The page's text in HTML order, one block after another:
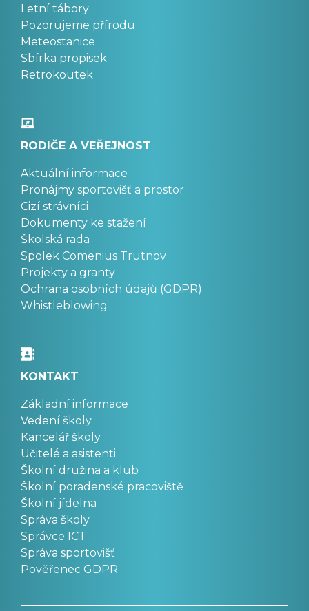
Letní tábory
Pozorujeme přírodu
Meteostanice
Sbírka propisek
Retrokoutek
RODIČE A VEŘEJNOST
Aktuální informace
Pronájmy sportovišť a prostor
Cizí strávníci
Dokumenty ke stažení
Školská rada
Spolek Comenius Trutnov
Projekty a granty
Ochrana osobních údajů (GDPR)
Whistleblowing
KONTAKT
Základní informace
Vedení školy
Kancelář školy
Učitelé a asistenti
Školní družina a klub
Školní poradenské pracoviště
Školní jídelna
Správa školy
Správce ICT
Správa sportovišť
Pověřenec GDPR